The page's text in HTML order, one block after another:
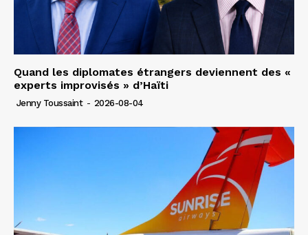
Quand les diplomates étrangers deviennent des «
experts improvisés » d’Haïti
Jenny Toussaint - 2026-08-04